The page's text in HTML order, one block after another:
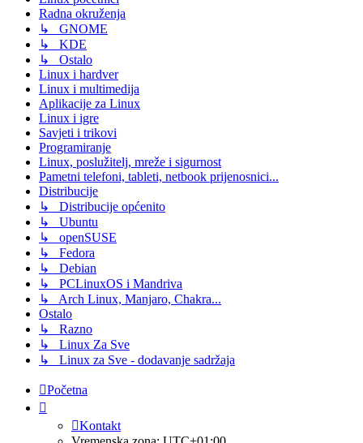
Radna okruženja
↳ GNOME
↳ KDE
↳ Ostalo
Linux i hardver
Linux i multimedija
Aplikacije za Linux
Linux i igre
Savjeti i trikovi
Programiranje
Linux, poslužitelj, mreže i sigurnost
Pametni telefoni, tableti, netbook prijenosnici...
Distribucije
↳ Distribucije općenito
↳ Ubuntu
↳ openSUSE
↳ Fedora
↳ Debian
↳ PCLinuxOS i Mandriva
↳ Arch Linux, Manjaro, Chakra...
Ostalo
↳ Razno
↳ Linux Za Sve
↳ Linux za Sve - dodavanje sadržaja
Početna
Kontakt